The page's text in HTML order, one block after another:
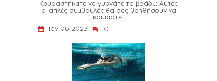
Κουραστήκατε να γυρνάτε το βράδυ; Αυτές
οι απλές συμβουλές θα σας βοηθήσουν να
κοιμάστε...
Ιαν 06 2023
0